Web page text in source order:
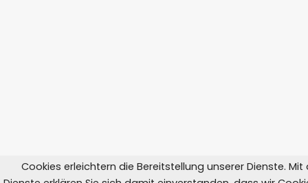
Cookies erleichtern die Bereitstellung unserer Dienste. Mit